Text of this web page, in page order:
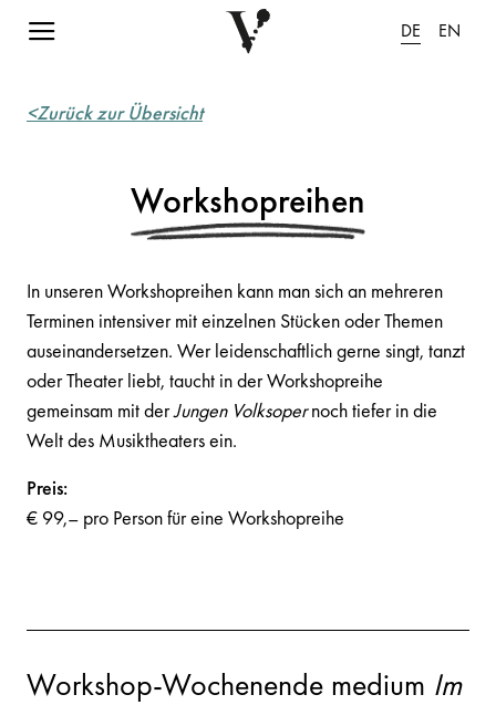
Navigation einblenden DE EN
<Zurück zur Übersicht
Workshopreihen
In unseren Workshopreihen kann man sich an mehreren
Terminen intensiver mit einzelnen Stücken oder Themen
auseinandersetzen. Wer leidenschaftlich gerne singt, tanzt
oder Theater liebt, taucht in der Workshopreihe
gemeinsam mit derJungen Volksopernoch tiefer in die
Welt des Musiktheaters ein.
Preis:
€ 99,– pro Person für eine Workshopreihe
Workshop-Wochenende medium Im